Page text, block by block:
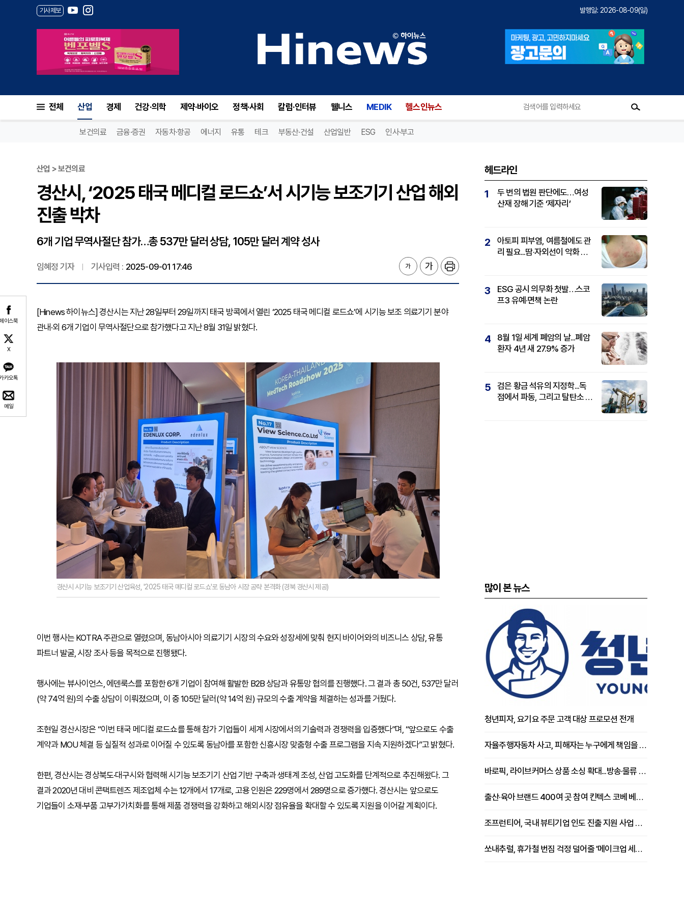
기사제보 발행일: 2026-08-09(일)
전체 산업 경제 건강·의학 제약·바이오 정책·사회 칼럼·인터뷰 웰니스 MEDIK 헬스인뉴스
보건의료 금융·증권 자동차·항공 에너지 유통 테크 부동산·건설 산업일반 ESG 인사·부고
이스북
X
카오톡
메일
산업 > 보건의료
경산시, ‘2025 태국 메디컬 로드쇼’서 시기능 보조기기 산업 해외
진출 박차
6개 기업 무역사절단 참가…총 537만 달러 상담, 105만 달러 계약 성사
임혜정 기자 기사입력 : 2025-09-01 17:46
[Hinews 하이뉴스] 경산시는 지난 28일부터 29일까지 태국 방콕에서 열린 ‘2025 태국 메디컬 로드쇼’에 시기능 보조 의료기기 분야
관내·외 6개 기업이 무역사절단으로 참가했다고 지난 8월 31일 밝혔다.
경산시 시기능 보조기기 산업육성, '2025 태국 메디컬 로드쇼'로 동남아 시장 공략 본격화 (경북 경산시 제공)
이번 행사는 KOTRA 주관으로 열렸으며, 동남아시아 의료기기 시장의 수요와 성장세에 맞춰 현지 바이어와의 비즈니스 상담, 유통
파트너 발굴, 시장 조사 등을 목적으로 진행됐다.
행사에는 뷰사이언스, 에덴룩스를 포함한 6개 기업이 참여해 활발한 B2B 상담과 유통망 협의를 진행했다. 그 결과 총 50건, 537만 달러
(약 74억 원)의 수출 상담이 이뤄졌으며, 이 중 105만 달러(약 14억 원) 규모의 수출 계약을 체결하는 성과를 거뒀다.
조현일 경산시장은 “이번 태국 메디컬 로드쇼를 통해 참가 기업들이 세계 시장에서의 기술력과 경쟁력을 입증했다”며, “앞으로도 수출
계약과 MOU 체결 등 실질적 성과로 이어질 수 있도록 동남아를 포함한 신흥시장 맞춤형 수출 프로그램을 지속 지원하겠다”고 밝혔다.
한편, 경산시는 경상북도·대구시와 협력해 시기능 보조기기 산업 기반 구축과 생태계 조성, 산업 고도화를 단계적으로 추진해왔다. 그
결과 2020년 대비 콘택트렌즈 제조업체 수는 12개에서 17개로, 고용 인원은 229명에서 289명으로 증가했다. 경산시는 앞으로도
기업들이 소재·부품 고부가가치화를 통해 제품 경쟁력을 강화하고 해외시장 점유율을 확대할 수 있도록 지원을 이어갈 계획이다.
헤드라인
1
두 번의 법원 판단에도…여성
산재 장해 기준 ‘제자리’
2
아토피 피부염, 여름철에도 관
리 필요...땀·자외선이 악화 요
3
ESG 공시 의무화 첫발…스코
프3 유예·면책 논란
4
8월 1일 세계 폐암의 날...폐암
환자 4년 새 27.9% 증가
5
검은 황금 석유의 지정학...독
점에서 파동, 그리고 탈탄소 패
많이 본 뉴스
청년피자, 요기요 주문 고객 대상 프로모션 전개
자율주행자동차 사고, 피해자는 누구에게 책임을 물을 수 있을까
바로픽, 라이브커머스 상품 소싱 확대...방송·물류 원스톱 지원 강화
출산·육아 브랜드 400여 곳 참여 킨텍스 코베 베이비페어 개막
조프런티어, 국내 뷰티기업 인도 진출 지원 사업 추진
쏘내추럴, 휴가철 번짐 걱정 덜어줄 '메이크업 세팅 멀티 매직 실러' 제안